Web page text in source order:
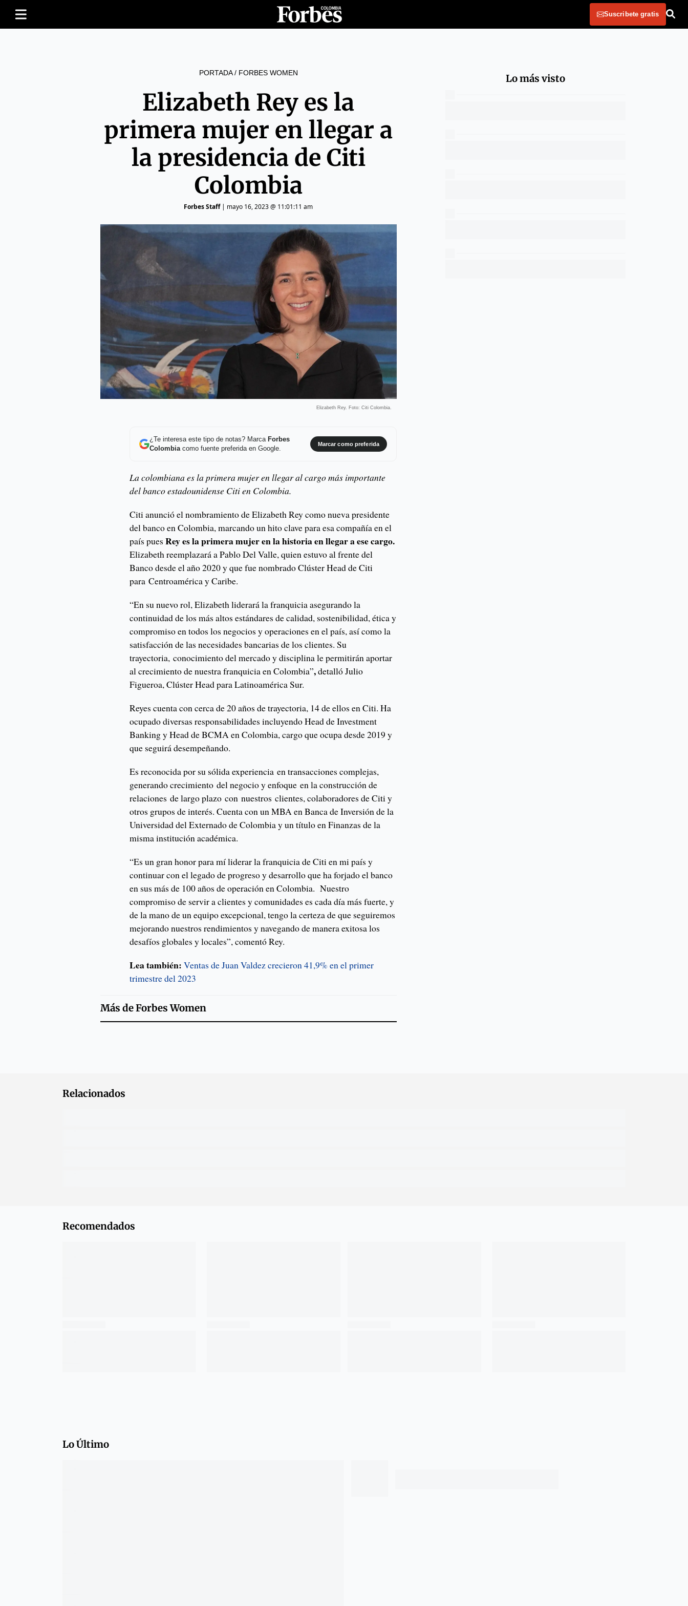
Suscribete gratis
PORTADA/ FORBES WOMEN
Elizabeth Rey es la
primera mujer en llegar a
la presidencia de Citi
Colombia
Forbes Staff| mayo 16, 2023 @ 11:01:11 am
Elizabeth Rey. Foto: Citi Colombia.
¿Te interesa este tipo de notas? Marca Forbes
Colombiacomo fuente preferida en Google.
Marcar como preferida
La colombiana es la primera mujer en llegar al cargo más importante
del banco estadounidense Citi en Colombia.
Citi anunció el nombramiento de Elizabeth Rey como nueva presidente
del banco en Colombia, marcando un hito clave para esa compañía en el
país puesRey es la primera mujer en la historia en llegar a ese cargo.
Elizabeth reemplazará a Pablo Del Valle, quien estuvo al frente del
Banco desde el año 2020 y que fue nombrado Clúster Head de Citi
para Centroamérica y Caribe.
“En su nuevo rol, Elizabeth liderará la franquicia asegurando la
continuidad de los más altos estándares de calidad, sostenibilidad, ética y
compromiso en todos los negocios y operaciones en el país, así como la
satisfacción de las necesidades bancarias de los clientes. Su
trayectoria, conocimiento del mercado y disciplina le permitirán aportar
al crecimiento de nuestra franquicia en Colombia”,detalló Julio
Figueroa, Clúster Head para Latinoamérica Sur.
Reyes cuenta con cerca de 20 años de trayectoria, 14 de ellos en Citi. Ha
ocupado diversas responsabilidades incluyendo Head de Investment
Banking y Head de BCMA en Colombia, cargo que ocupa desde 2019 y
que seguirá desempeñando.
Es reconocida por su sólida experiencia en transacciones complejas,
generando crecimiento del negocio y enfoque en la construcción de
relaciones de largo plazo con nuestros clientes, colaboradores de Citi y
otros grupos de interés. Cuenta con un MBA en Banca de Inversión de la
Universidad del Externado de Colombia y un título en Finanzas de la
misma institución académica.
“Es un gran honor para mí liderar la franquicia de Citi en mi país y
continuar con el legado de progreso y desarrollo que ha forjado el banco
en sus más de 100 años de operación en Colombia. Nuestro
compromiso de servir a clientes y comunidades es cada día más fuerte, y
de la mano de un equipo excepcional, tengo la certeza de que seguiremos
mejorando nuestros rendimientos y navegando de manera exitosa los
desafíos globales y locales”, comentó Rey.
Lea también: Ventas de Juan Valdez crecieron 41,9% en el primer
trimestre del 2023
Más deForbes Women
Lo más visto
Relacionados
Recomendados
Lo Último